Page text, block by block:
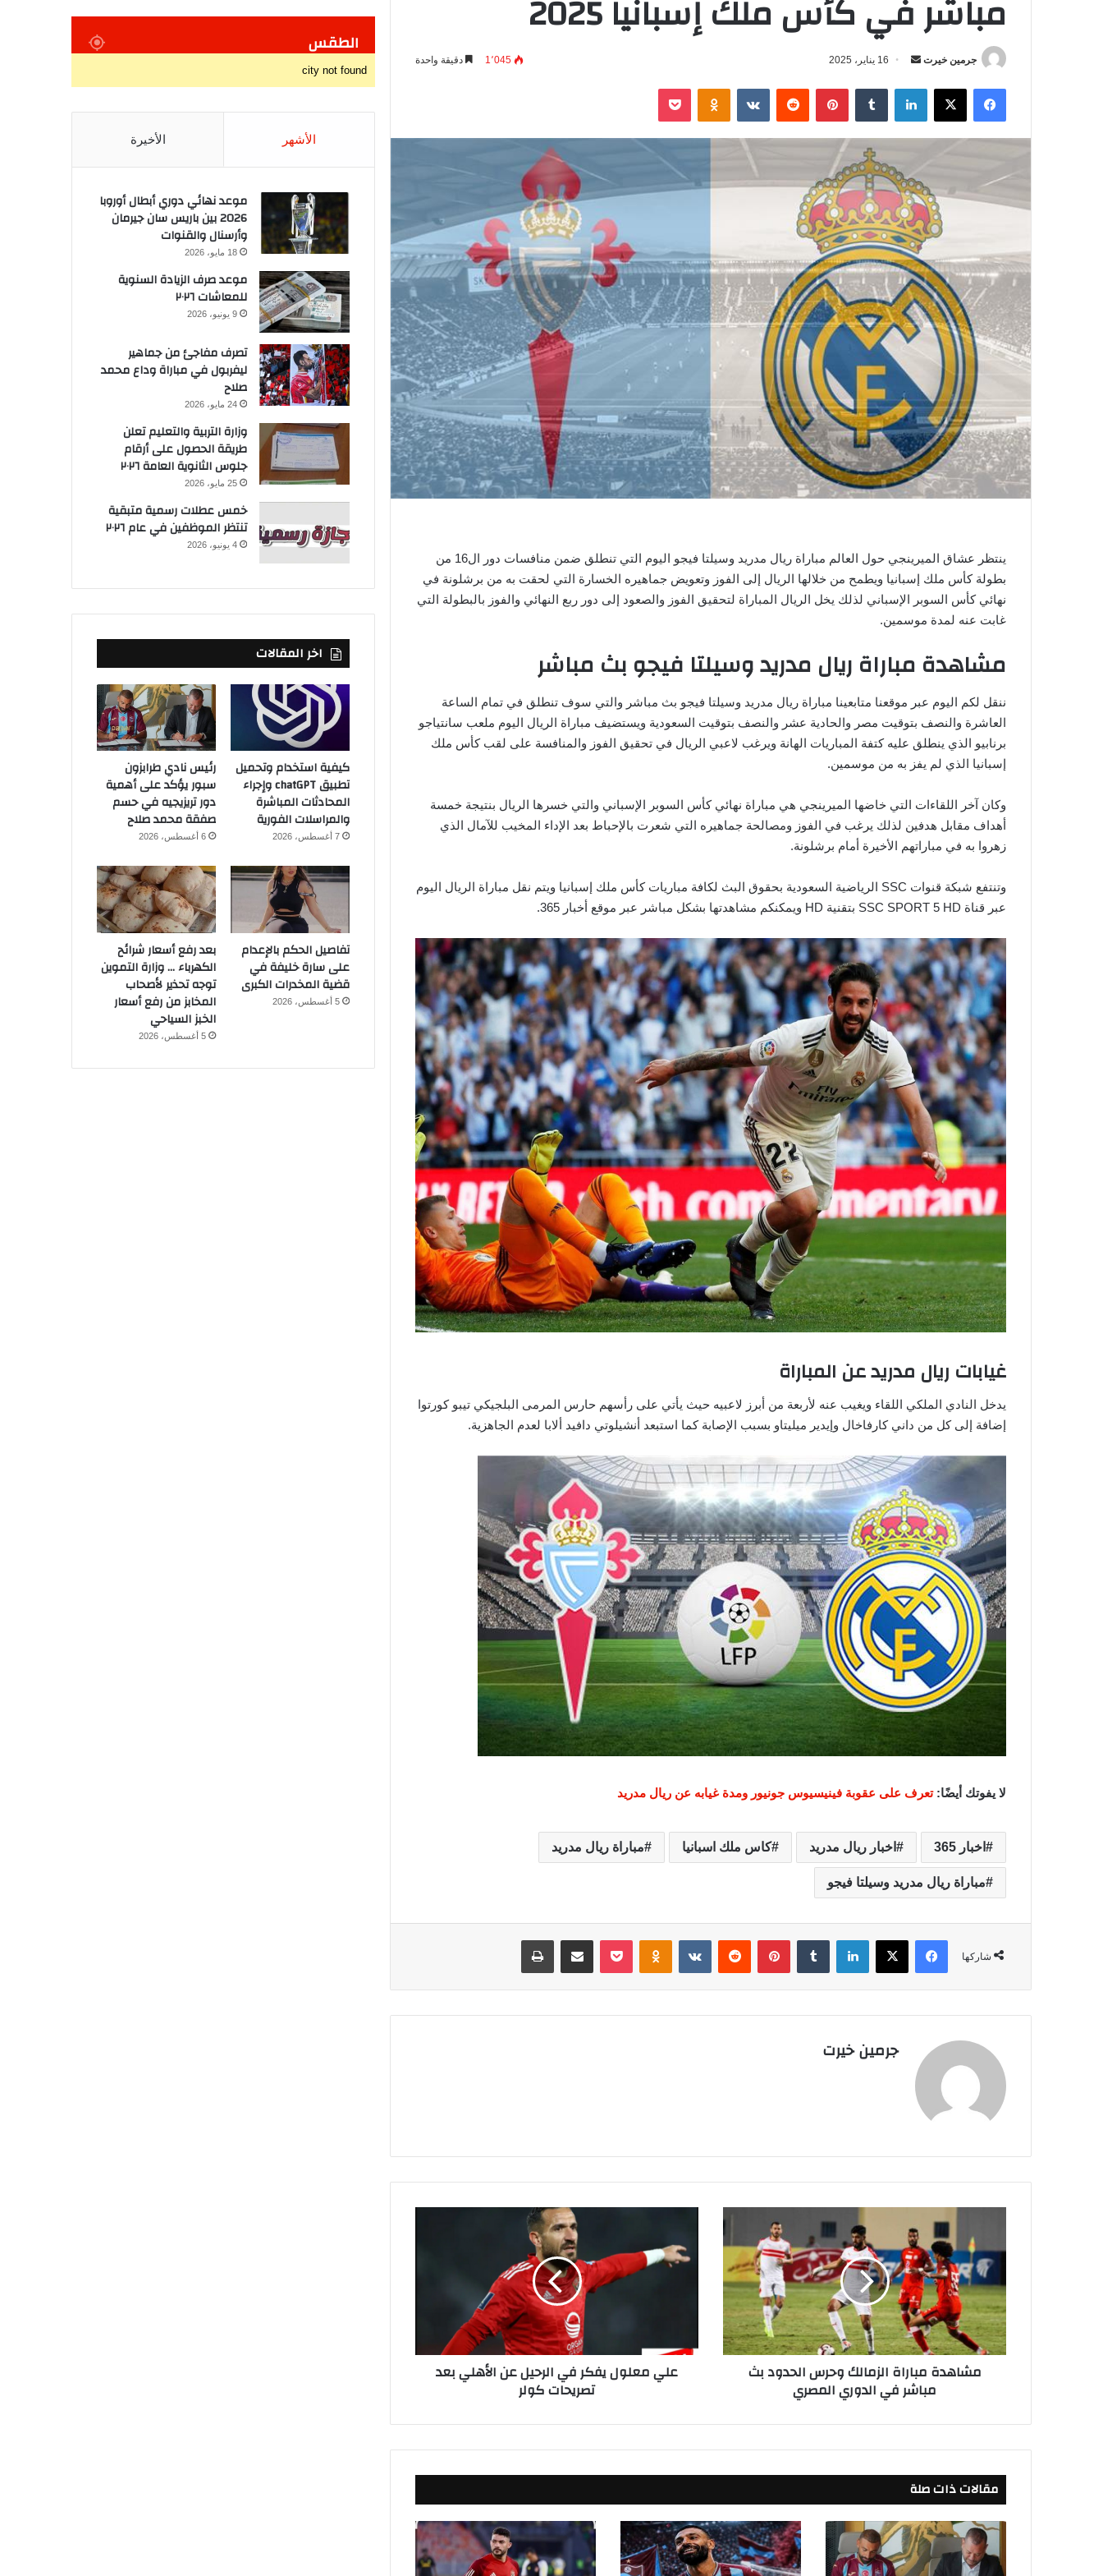
مباشر في كأس ملك إسبانيا 2025
جرمين خيرت
س
ب
ي
د
ا
إ
ل
ك
ت
ر
و
ي
16 يناير، 2025 1٬045 دقيقة واحدة
فيسبوك ‫X لينكدإن بينتيريست
ينتظر عشاق الميرينجي حول العالم مباراة ريال مدريد وسيلتا فيجو اليوم التي تنطلق ضمن منافسات دور ال16 من
بطولة كأس ملك إسبانيا ويطمح من خلالها الريال إلى الفوز وتعويض جماهيره الخسارة التي لحقت به من برشلونة في
نهائي كأس السوبر الإسباني لذلك يخل الريال المباراة لتحقيق الفوز والصعود إلى دور ربع النهائي والفوز بالبطولة التي
غابت عنه لمدة موسمين.
مشاهدة مباراة ريال مدريد وسيلتا فيجو بث مباشر
ننقل لكم اليوم عبر موقعنا متابعينا مباراة ريال مدريد وسيلتا فيجو بث مباشر والتي سوف تنطلق في تمام الساعة
العاشرة والنصف بتوقيت مصر والحادية عشر والنصف بتوقيت السعودية ويستضيف مباراة الريال اليوم ملعب سانتياجو
برنابيو الذي ينطلق عليه كتفة المباريات الهانة ويرغب لاعبي الريال في تحقيق الفوز والمنافسة على لقب كأس ملك
إسبانيا الذي لم يفز به من موسمين.
وكان آخر اللقاءات التي خاضها الميرينجي هي مباراة نهائي كأس السوبر الإسباني والتي خسرها الريال بنتيجة خمسة
أهداف مقابل هدفين لذلك يرغب في الفوز ومصالحة جماهيره التي شعرت بالإحباط بعد الإداء المخيب للآمال الذي
زهروا به في مباراتهم الأخيرة أمام برشلونة.
وتنتفع شبكة قنوات SSC الرياضية السعودية بحقوق البث لكافة مباريات كأس ملك إسبانيا ويتم نقل مباراة الريال اليوم
عبر قناة SSC SPORT 5 HD بتقنية HD ويمكنكم مشاهدتها بشكل مباشر عبر موقع أخبار 365.
غيابات ريال مدريد عن المباراة
يدخل النادي الملكي اللقاء ويغيب عنه لأربعة من أبرز لاعبيه حيث يأتي على رأسهم حارس المرمى البلجيكي تيبو كورتوا
إضافة إلى كل من داني كارفاخال وإيدير ميليتاو بسبب الإصابة كما استبعد أنشيلوتي دافيد ألابا لعدم الجاهزية.
لا يفوتك أيضًا:تعرف على عقوبة فينيسيوس جونيور ومدة غيابه عن ريال مدريد
اخبار 365 اخبار ريال مدريد كاس ملك اسبانيا مباراة ريال مدريد
مباراة ريال مدريد وسيلتا فيجو
شاركها
فيسبوك ‫X لينكدإن بينتيريست
جرمين خيرت
ا
د
م
ب
ا
ا
م
ك
مشاهدة مباراة الزمالك وحرس الحدود بث
مباشر في الدوري المصري
ف
ل
ي
ل
ع
علي معلول يفكر في الرحيل عن الأهلي بعد
تصريحات كولر
مقالات ذات صلة
الطقس
city not found
الأشهر الأخيرة
موعد نهائي دوري أبطال أوروبا
2026 بين باريس سان جيرمان
وأرسنال والقنوات
18 مايو، 2026
موعد صرف الزيادة السنوية
للمعاشات ٢٠٢٦
9 يونيو، 2026
تصرف مفاجئ من جماهير
ليفربول في مباراة وداع محمد
صلاح
24 مايو، 2026
وزارة التربية والتعليم تعلن
طريقة الحصول على أرقام
جلوس الثانوية العامة ٢٠٢٦
25 مايو، 2026
خمس عطلات رسمية متبقية
تنتظر الموظفين في عام ٢٠٢٦
4 يونيو، 2026
اخر المقالات
كيفية استخدام وتحميل
تطبيق chatGPT وإجراء
المحادثات المباشرة
والمراسلات الفورية
7 أغسطس، 2026
رئيس نادي طرابزون
سبور يؤكد على أهمية
دور تريزيجيه في حسم
صفقة محمد صلاح
6 أغسطس، 2026
تفاصيل الحكم بالإعدام
على سارة خليفة في
قضية المخدرات الكبرى
5 أغسطس، 2026
بعد رفع أسعار شرائح
الكهرباء … وزارة التموين
توجه تحذير لأصحاب
المخابز من رفع أسعار
الخبز السياحي
5 أغسطس، 2026